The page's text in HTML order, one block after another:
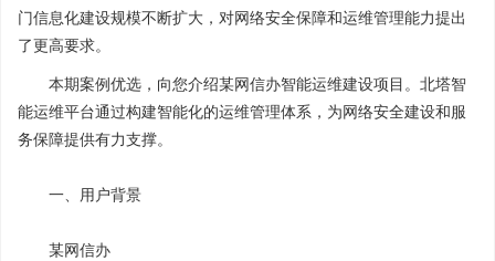
门信息化建设规模不断扩大，对网络安全保障和运维管理能力提出
了更高要求。
本期案例优选，向您介绍某网信办智能运维建设项目。北塔智
能运维平台通过构建智能化的运维管理体系，为网络安全建设和服
务保障提供有力支撑。
一、用户背景
某网信办